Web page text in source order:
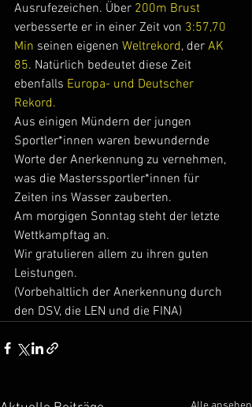
Ausrufezeichen. Über 200m Brust
verbesserte er in einer Zeit von 3:57,70
Min seinen eigenen Weltrekord, der AK
85. Natürlich bedeutet diese Zeit
ebenfalls Europa- und Deutscher
Rekord.
Aus einigen Mündern der jungen
Sportler*innen waren bewundernde
Worte der Anerkennung zu vernehmen,
was die Masterssportler*innen für
Zeiten ins Wasser zauberten.
Am morgigen Sonntag steht der letzte
Wettkampftag an.
Wir gratulieren allem zu ihren guten
Leistungen.
(Vorbehaltlich der Anerkennung durch
den DSV, die LEN und die FINA)